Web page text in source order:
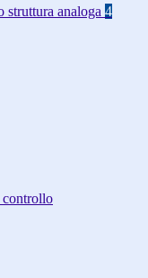
analoga 4
controllo